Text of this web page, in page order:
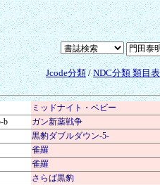
Jcode分類/NDC分類 類目
ミッドナイト・ベビー
b
ガン新薬戦争
黒豹ダブルダウン-5-
雀羅
雀羅
さらば黒豹